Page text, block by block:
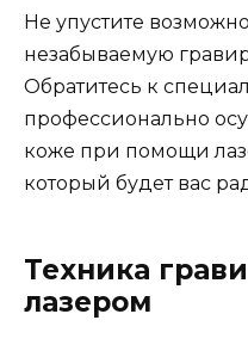
Не упустите
незабываемую
Обратитесь к
профессионально
коже при помощи
который будет вас
Техника
лазером